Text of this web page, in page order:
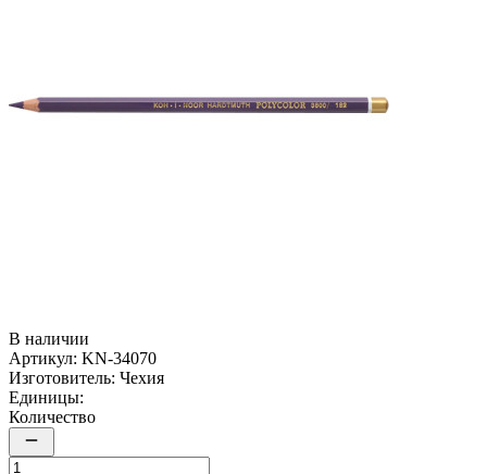
В наличии
Артикул: KN-34070
Изготовитель: Чехия
Единицы:
Количество